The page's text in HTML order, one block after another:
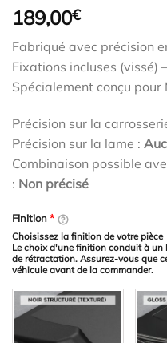
189,00€
Fabriqué avec précision
Fixations incluses (vissé)
Spécialement conçu
Précision sur la
Précision sur la lame :
Combinaison possible
: Non précisé
Finition*
Choisissez la finition de votre pièce
Le choix d'une finition conduit à
de rétractation. Assurez-vous que
véhicule avant de la commander.